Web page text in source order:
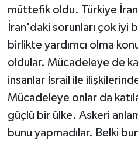
müttefik oldu. Türkiye
İran'daki sorunları çok iyi
birlikte yardımcı olma
oldular. Mücadeleye de
insanlar İsrail ile
Mücadeleye onlar da
güçlü bir ülke. Askeri
bunu yapmadılar. Belki